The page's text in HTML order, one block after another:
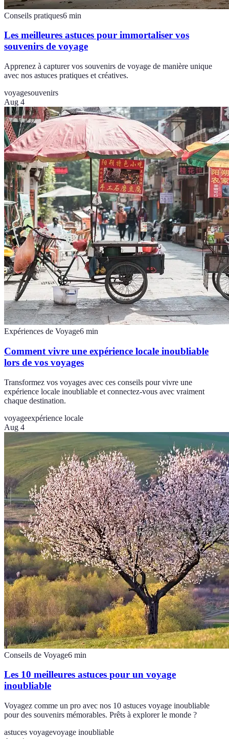
Conseils pratiques6 min
Les meilleures astuces pour immortaliser vos
souvenirs de voyage
Apprenez à capturer vos souvenirs de voyage de manière unique
avec nos astuces pratiques et créatives.
voyagesouvenirs
Aug 4
Expériences de Voyage6 min
Comment vivre une expérience locale inoubliable
lors de vos voyages
Transformez vos voyages avec ces conseils pour vivre une
expérience locale inoubliable et connectez-vous avec vraiment
chaque destination.
voyageexpérience locale
Aug 4
Conseils de Voyage6 min
Les 10 meilleures astuces pour un voyage
inoubliable
Voyagez comme un pro avec nos 10 astuces voyage inoubliable
pour des souvenirs mémorables. Prêts à explorer le monde ?
astuces voyagevoyage inoubliable